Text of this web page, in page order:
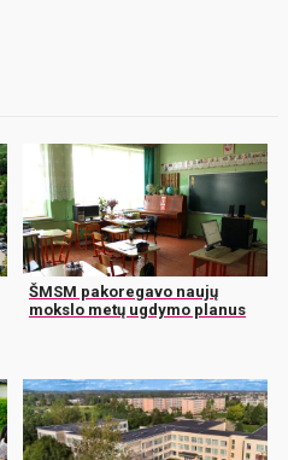
ŠMSM pakoregavo naujų
mokslo metų ugdymo planus